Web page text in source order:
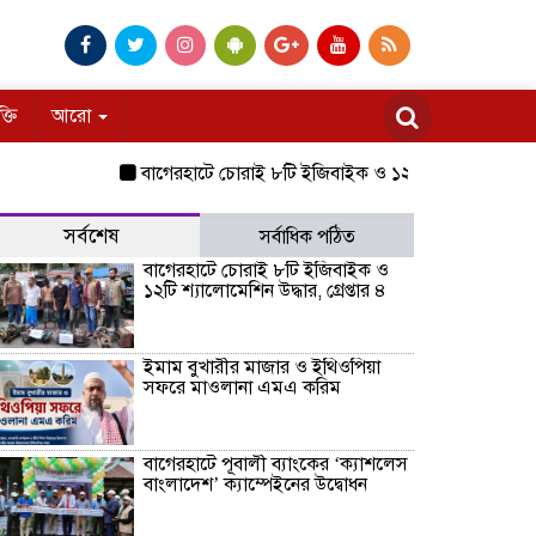
আরো
বাগেরহাটে চোরাই ৮টি ইজিবাইক ও ১২টি শ্যালোমেশিন উদ্ধার,
সর্বশেষ
সর্বাধিক পঠিত
বাগেরহাটে চোরাই ৮টি ইজিবাইক ও
১২টি শ্যালোমেশিন উদ্ধার, গ্রেপ্তার ৪
ইমাম বুখারীর মাজার ও ইথিওপিয়া
সফরে মাওলানা এমএ করিম
বাগেরহাটে পূবালী ব্যাংকের ‘ক্যাশলেস
বাংলাদেশ’ ক্যাম্পেইনের উদ্বোধন